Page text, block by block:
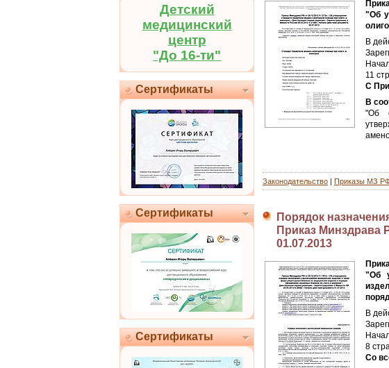
Детский
медицинский
центр
"До 16-ти"
Сертификаты
Сертификаты
Сертификаты
"Об
В
11
С
В
"Об
Законодательство | Приказы МЗ
Порядок
Приказ Минздрава
01.07.2013
"Об
В
8
Со